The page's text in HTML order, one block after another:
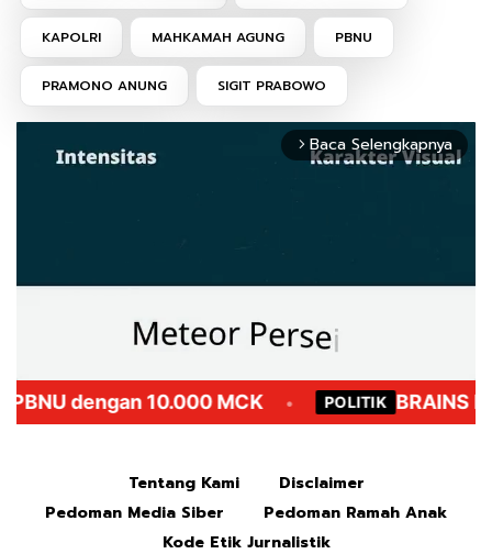
KAPOLRI MAHKAMAH AGUNG PBNU
PRAMONO ANUNG SIGIT PRABOWO
arrow_forward_ios Baca Selengkapnya
Tentang Kami
Disclaimer
Pedoman Media Siber
Pedoman Ramah Anak
Kode Etik Jurnalistik